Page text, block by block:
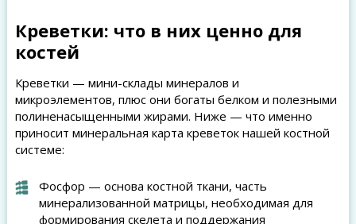
Креветки: что в них ценно для
костей
Креветки — мини-склады минералов и
микроэлементов, плюс они богаты белком и полезными
полиненасыщенными жирами. Ниже — что именно
приносит минеральная карта креветок нашей костной
системе:
Фосфор — основа костной ткани, часть
минерализованной матрицы, необходимая для
формирования скелета и поддержания